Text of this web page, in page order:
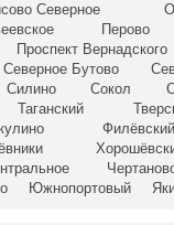
Северное
Перово
Проспект Вернадского
Северное Бутово
Силино Сокол
Таганский
Южнопортовый